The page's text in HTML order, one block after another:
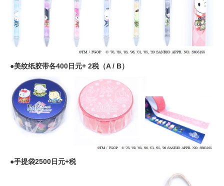
●美纹纸胶带各400日元+ 2税（A / B）
●手提袋2500日元+税